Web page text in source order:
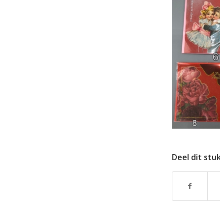
Deel dit